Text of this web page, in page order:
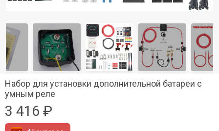
Набор для установки дополнительной батареи с
умным реле
3 416 ₽